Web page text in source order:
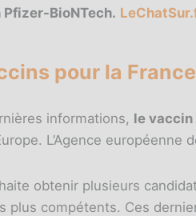
BioNTech.
pour la
informations, le vaccin
L’Agence
obtenir plusieurs
plus compétents. Ces